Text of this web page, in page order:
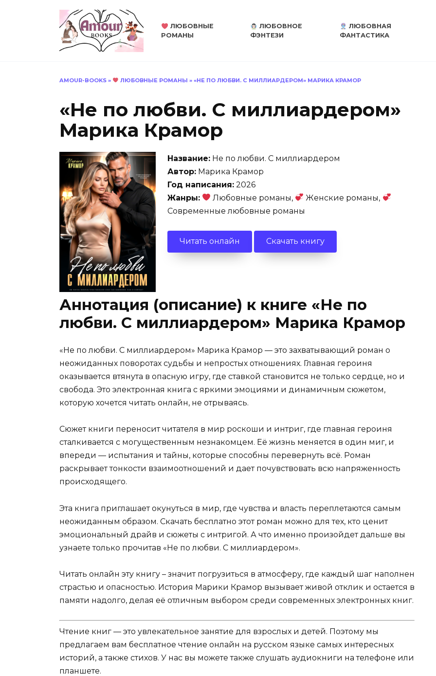
ЛЮБОВНЫЕ
РОМАНЫ
ЛЮБОВНОЕ
ФЭНТЕЗИ
ЛЮБОВНАЯ
ФАНТАСТИКА
AMOUR-BOOKS » ЛЮБОВНЫЕ РОМАНЫ » «НЕ ПО ЛЮБВИ. С МИЛЛИАРДЕРОМ» МАРИКА КРАМОР
«Не по любви. С миллиардером»
Марика Крамор
Название: Не по любви. С миллиардером
Автор: Марика Крамор
Год написания: 2026
Жанры:
Любовные романы,
Женские романы,
Современные любовные романы
Читать онлайн Скачать книгу
Аннотация (описание) к книге «Не по
любви. С миллиардером» Марика Крамор
«Не по любви. С миллиардером» Марика Крамор — это захватывающий роман о
неожиданных поворотах судьбы и непростых отношениях. Главная героиня
оказывается втянута в опасную игру, где ставкой становится не только сердце, но и
свобода. Это электронная книга с яркими эмоциями и динамичным сюжетом,
которую хочется читать онлайн, не отрываясь.
Сюжет книги переносит читателя в мир роскоши и интриг, где главная героиня
сталкивается с могущественным незнакомцем. Её жизнь меняется в один миг, и
впереди — испытания и тайны, которые способны перевернуть всё. Роман
раскрывает тонкости взаимоотношений и дает почувствовать всю напряженность
происходящего.
Эта книга приглашает окунуться в мир, где чувства и власть переплетаются самым
неожиданным образом. Скачать бесплатно этот роман можно для тех, кто ценит
эмоциональный драйв и сюжеты с интригой. А что именно произойдет дальше вы
узнаете только прочитав «Не по любви. С миллиардером».
Читать онлайн эту книгу – значит погрузиться в атмосферу, где каждый шаг наполнен
страстью и опасностью. История Марики Крамор вызывает живой отклик и остается в
памяти надолго, делая её отличным выбором среди современных электронных книг.
Чтение книг — это увлекательное занятие для взрослых и детей. Поэтому мы
предлагаем вам бесплатное чтение онлайн на русском языке самых интересных
историй, а также стихов. У нас вы можете также слушать аудиокниги на телефоне или
планшете.